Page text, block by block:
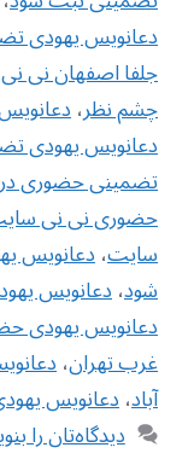
دعانویس یهودی
جلفا اصفهان نی
چشم نظر،
دعانویس یهودی
تضمینی حضوری
حضوری نی نی
سایت،دعانویس
شود،دعانویس
دعانویس یهودی
غرب تهران،
آباد،دعانویس
دیدگاه‌تان را